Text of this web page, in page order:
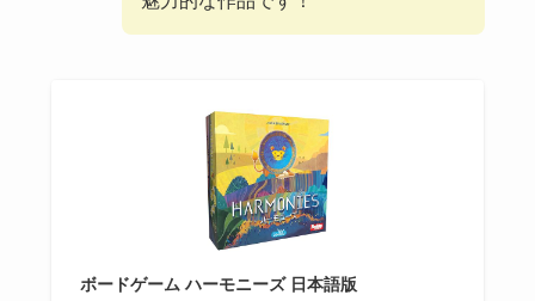
ボードゲーム ハーモニーズ 日本語版